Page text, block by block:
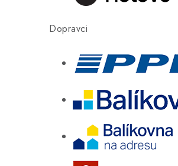
Dopravci